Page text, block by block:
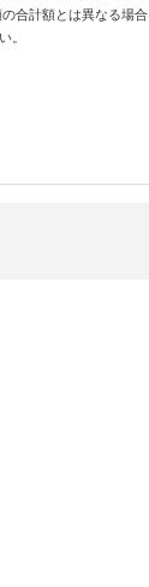
合計額とは異なる場合
。